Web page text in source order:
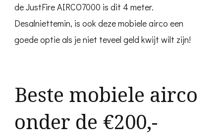
de JustFire AIRCO7000 is dit 4 meter.
Desalniettemin, is ook deze mobiele airco een
goede optie als je niet teveel geld kwijt wilt zijn!
Beste mobiele airco
onder de €200,-